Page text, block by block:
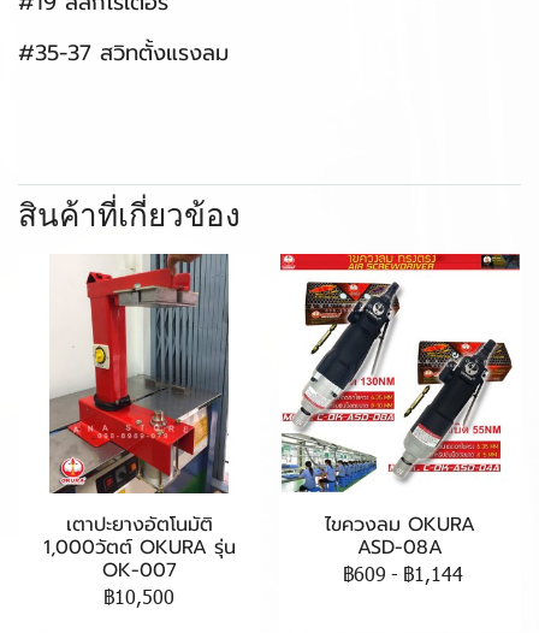
#35-37 สวิทตั้งแรงลม
สินค้าที่เกี่ยวข้อง
เตาปะยางอัตโนมัติ
1,000วัตต์ OKURA รุ่น
OK-007
฿10,500
ไขควงลม OKURA
ASD-08A
฿609 - ฿1,144